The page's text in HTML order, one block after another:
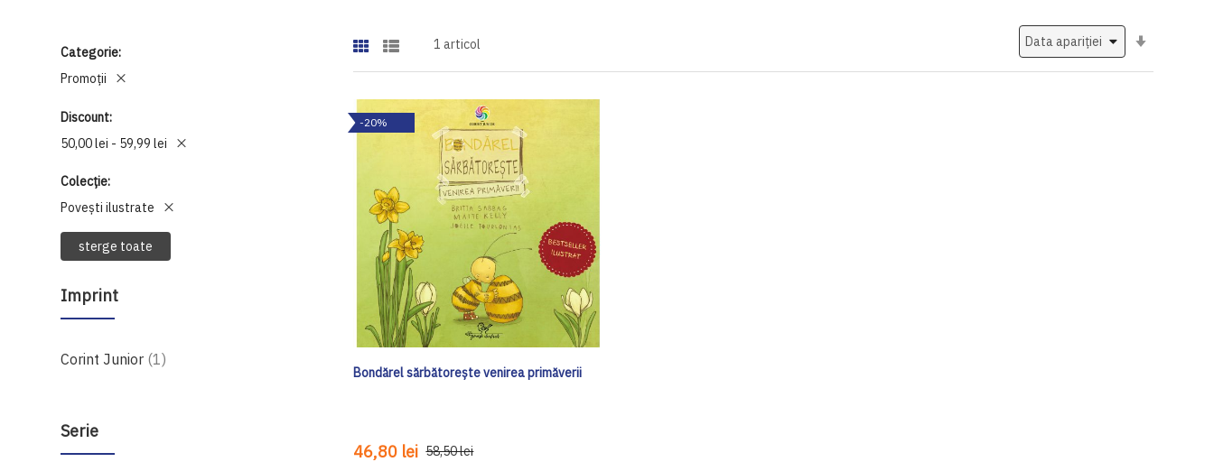
Categorie
Promoții
Discount
50,00 lei - 59,99 lei
Colecție
Povești ilustrate
sterge toate
Imprint
Corint Junior 1produs
Serie
1 articol
-20%
Bondărel sărbătorește venirea primăverii
46,80 lei 58,50 lei